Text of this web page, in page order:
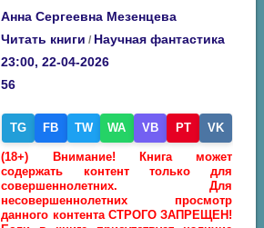
Анна Сергеевна Мезенцева
Читать книги / Научная фантастика
23:00, 22-04-2026
56
TG FB TW WA VB PT VK
(18+) Внимание! Книга может
содержать контент только для
совершеннолетних. Для
несовершеннолетних просмотр
данного контента СТРОГО ЗАПРЕЩЕН!